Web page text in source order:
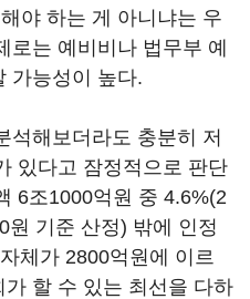
야 하는 게 아니냐는 우
로는 예비비나 법무부 예
가능성이 높다.
석해보더라도 충분히 저
있다고 잠정적으로 판단
6조1000억원 중 4.6%(2
원 기준 산정) 밖에 인정
체가 2800억원에 이르
할 수 있는 최선을 다하